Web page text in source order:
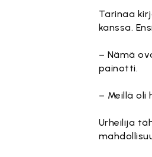
Tarinaa
kanssa.
– Nämä
painotti.
– Meillä oli
Urheilija